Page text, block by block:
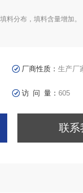
料分布，填料含量增加。
厂商性质：生产厂
访 问 量：605
联系